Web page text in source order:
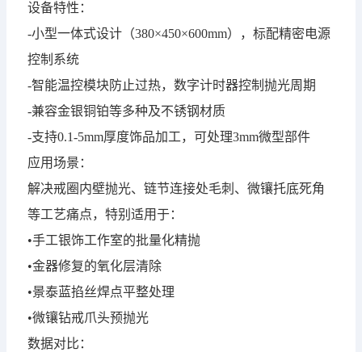
设备特性：
-小型一体式设计（380×450×600mm），标配精密电源
控制系统
-智能温控模块防止过热，数字计时器控制抛光周期
-兼容金银铜铂等多种及不锈钢材质
-支持0.1-5mm厚度饰品加工，可处理3mm微型部件
应用场景：
解决戒圈内壁抛光、链节连接处毛刺、微镶托底死角
等工艺痛点，特别适用于：
•手工银饰工作室的批量化精抛
•金器修复的氧化层清除
•景泰蓝掐丝焊点平整处理
•微镶钻戒爪头预抛光
数据对比：